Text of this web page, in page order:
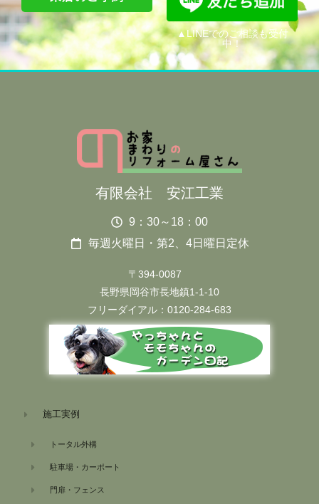
▲LINEでのご相談も受付
中！
有限会社 安江工業
9：30～18：00
毎週火曜日・第2、4日曜日定休
〒394-0087
長野県岡谷市長地鎮1-1-10
フリーダイアル：0120-284-683
施工実例
トータル外構
駐車場・カーポート
門扉・フェンス